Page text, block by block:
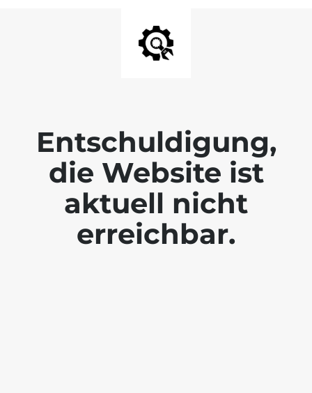
Entschuldigung,
die Website ist
aktuell nicht
erreichbar.